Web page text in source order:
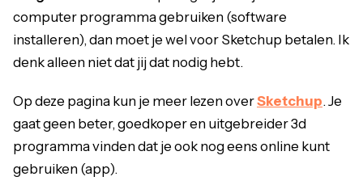
computer programma gebruiken (software
installeren), dan moet je wel voor Sketchup betalen. Ik
denk alleen niet dat jij dat nodig hebt.
Op deze pagina kun je meer lezen overSketchup. Je
gaat geen beter, goedkoper en uitgebreider 3d
programma vinden dat je ook nog eens online kunt
gebruiken (app).